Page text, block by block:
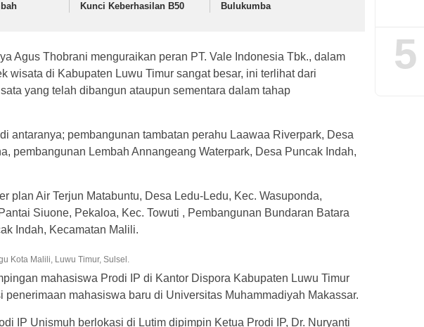
Kunci Keberhasilan B50
Bulukumba
Agus Thobrani menguraikan peran PT. Vale Indonesia Tbk., dalam
wisata di Kabupaten Luwu Timur sangat besar, ini terlihat dari
yang telah dibangun ataupun sementara dalam tahap
antaranya; pembangunan tambatan perahu Laawaa Riverpark, Desa
pembangunan Lembah Annangeang Waterpark, Desa Puncak Indah,
plan Air Terjun Matabuntu, Desa Ledu-Ledu, Kec. Wasuponda,
Siuone, Pekaloa, Kec. Towuti , Pembangunan Bundaran Batara
Indah, Kecamatan Malili.
Kota Malili, Luwu Timur, Sulsel.
mahasiswa Prodi IP di Kantor Dispora Kabupaten Luwu Timur
penerimaan mahasiswa baru di Universitas Muhammadiyah Makassar.
IP Unismuh berlokasi di Lutim dipimpin Ketua Prodi IP, Dr. Nuryanti
5